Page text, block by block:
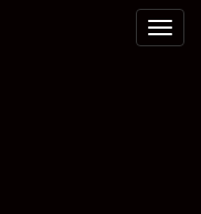
Toggle